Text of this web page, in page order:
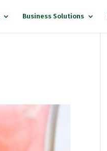
Business Solutions